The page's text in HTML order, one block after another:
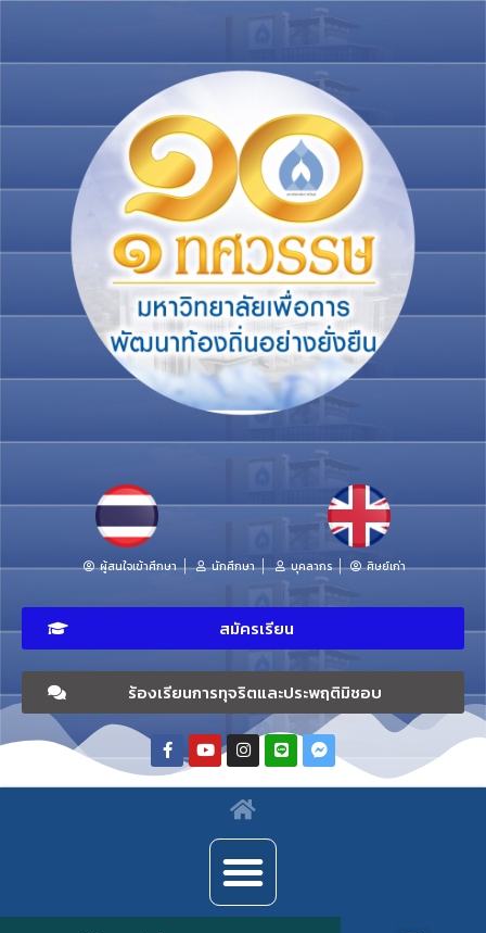
ผู้สนใจเข้าศึกษา นักศึกษา บุคลากร ศิษย์เก่า
สมัครเรียน
ร้องเรียนการทุจริตและประพฤติมิชอบ